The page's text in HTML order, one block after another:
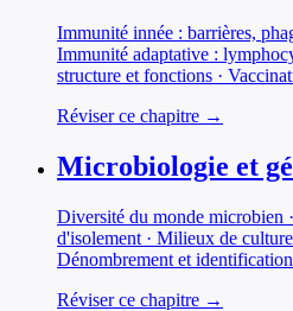
Immunité innée : barrières,
Immunité adaptative :
structure et fonctions ·
Réviser ce chapitre →
Microbiologie et
Diversité du monde microbien
d'isolement · Milieux de
Dénombrement et
Réviser ce chapitre →